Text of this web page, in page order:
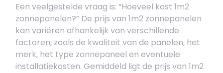
Een veelgestelde vraag is: “Hoeveel kost 1m2
zonnepanelen?” De prijs van 1m2 zonnepanelen
kan variëren afhankelijk van verschillende
factoren, zoals de kwaliteit van de panelen, het
merk, het type zonnepaneel en eventuele
installatiekosten. Gemiddeld ligt de prijs van 1m2